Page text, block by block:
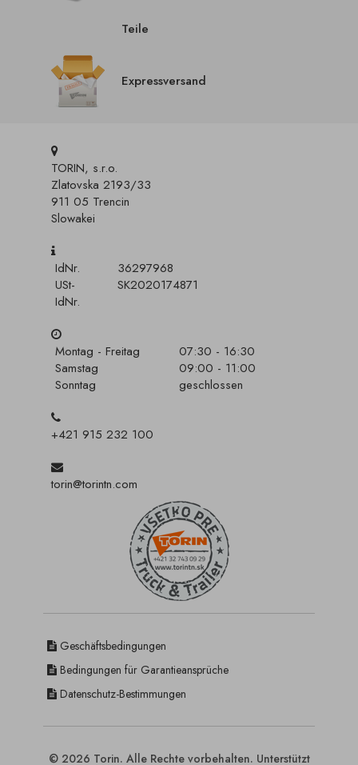
Teile
Expressversand
TORIN, s.r.o.
Zlatovska 2193/33
911 05 Trencin
Slowakei
IdNr.
36297968
USt-
IdNr.
SK2020174871
Montag - Freitag
07:30 - 16:30
Samstag
09:00 - 11:00
Sonntag
geschlossen
+421 915 232 100
torin@torintn.com
Geschäftsbedingungen
Bedingungen für Garantieansprüche
Datenschutz-Bestimmungen
© 2026 Torin. Alle Rechte vorbehalten. Unterstützt